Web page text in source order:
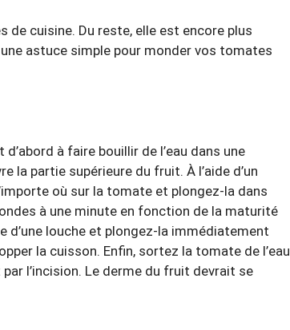
cuisine. Du reste, elle est encore plus
astuce simple pour monder vos tomates
à faire bouillir de l’eau dans une
la partie supérieure du fruit. À l’aide d’un
où sur la tomate et plongez-la dans
à une minute en fonction de la maturité
d’une louche et plongez-la immédiatement
la cuisson. Enfin, sortez la tomate de l’eau
l’incision. Le derme du fruit devrait se